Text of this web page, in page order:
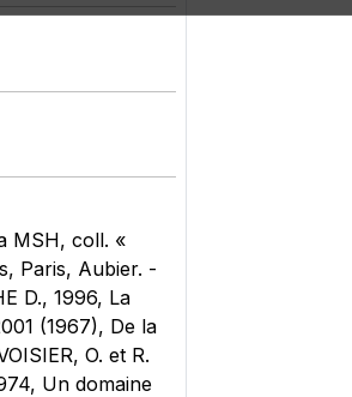
MSH, coll. «
Paris, Aubier. -
D., 1996, La
(1967), De la
O. et R.
Un domaine